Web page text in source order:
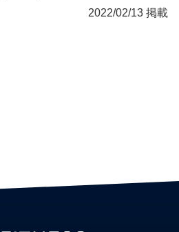
2022/02/13 掲載